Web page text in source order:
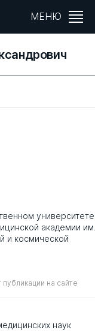
МЕНЮ
университете
академии им.
и космической
на сайте
наук